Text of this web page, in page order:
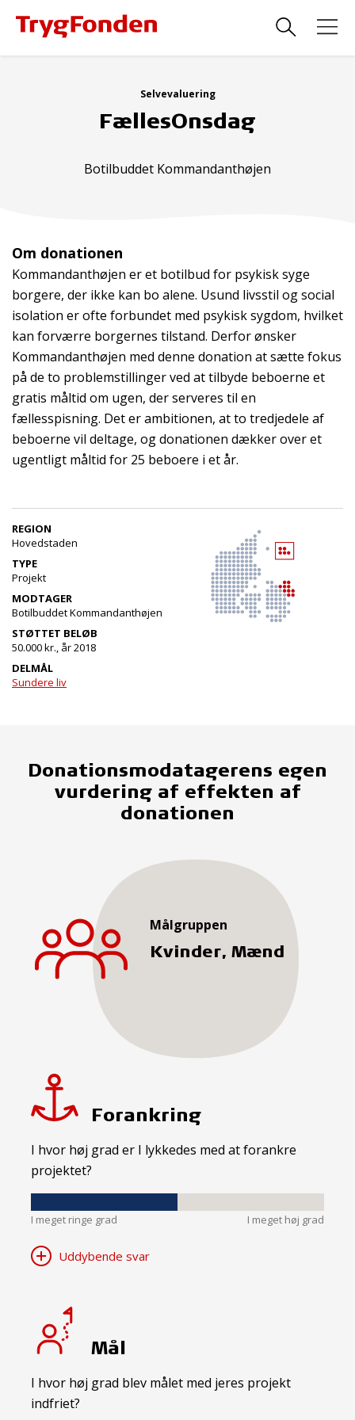
Selvevaluering
FællesOnsdag
Botilbuddet Kommandanthøjen
Om donationen
Kommandanthøjen er et botilbud for psykisk syge
borgere, der ikke kan bo alene. Usund livsstil og social
isolation er ofte forbundet med psykisk sygdom, hvilket
kan forværre borgernes tilstand. Derfor ønsker
Kommandanthøjen med denne donation at sætte fokus
på de to problemstillinger ved at tilbyde beboerne et
gratis måltid om ugen, der serveres til en
fællesspisning. Det er ambitionen, at to tredjedele af
beboerne vil deltage, og donationen dækker over et
ugentligt måltid for 25 beboere i et år.
REGION
Hovedstaden
TYPE
Projekt
MODTAGER
Botilbuddet Kommandanthøjen
STØTTET BELØB
50.000 kr., år 2018
DELMÅL
Sundere liv
Donationsmodatagerens egen
vurdering af effekten af
donationen
Målgruppen
Kvinder, Mænd
Forankring
I hvor høj grad er I lykkedes med at forankre
projektet?
I meget ringe grad I meget høj grad
Uddybende svar
Mål
I hvor høj grad blev målet med jeres projekt
indfriet?